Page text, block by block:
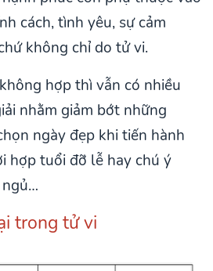
cách, tình yêu, sự cảm
không chỉ do tử vi.
hợp thì vẫn có nhiều
nhằm giảm bớt những
ngày đẹp khi tiến hành
hợp tuổi đỡ lễ hay chú ý
trong tử vi